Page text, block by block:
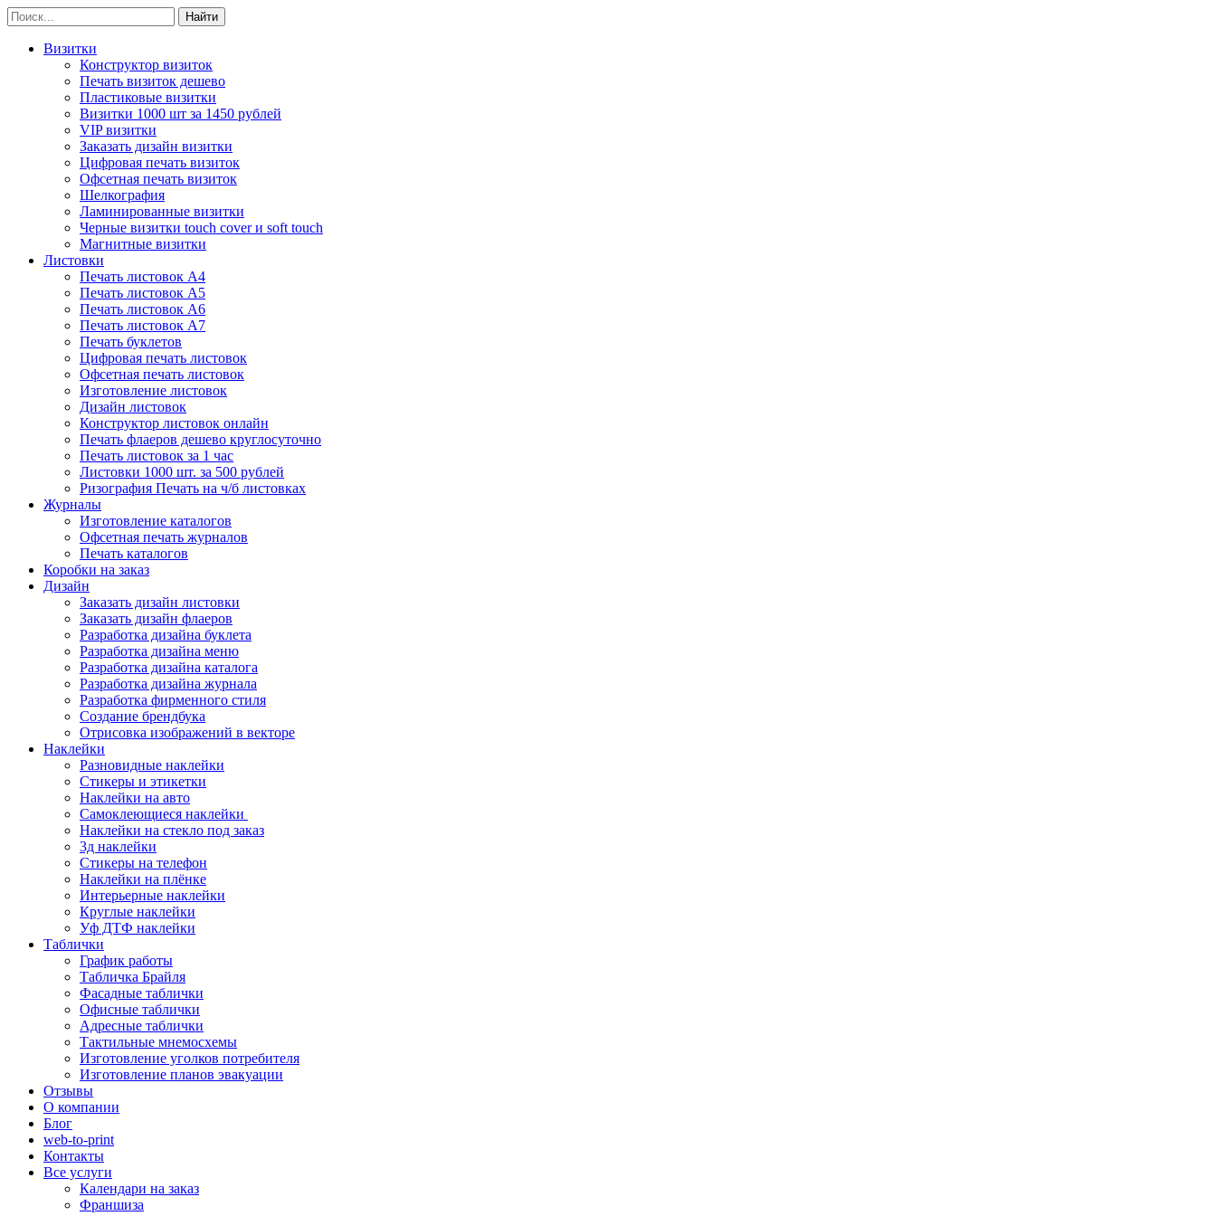
Визитки
Конструктор визиток
Печать визиток дешево
Пластиковые визитки
Визитки 1000 шт за 1450 рублей
VIP визитки
Заказать дизайн визитки
Цифровая печать визиток
Офсетная печать визиток
Шелкография
Ламинированные визитки
Черные визитки touch cover и soft touch
Магнитные визитки
Листовки
Печать листовок А4
Печать листовок А5
Печать листовок А6
Печать листовок А7
Печать буклетов
Цифровая печать листовок
Офсетная печать листовок
Изготовление листовок
Дизайн листовок
Конструктор листовок онлайн
Печать флаеров дешево круглосуточно
Печать листовок за 1 час
Листовки 1000 шт. за 500 рублей
Ризография Печать на ч/б листовках
Журналы
Изготовление каталогов
Офсетная печать журналов
Печать каталогов
Коробки на заказ
Дизайн
Заказать дизайн листовки
Заказать дизайн флаеров
Разработка дизайна буклета
Разработка дизайна меню
Разработка дизайна каталога
Разработка дизайна журнала
Разработка фирменного стиля
Создание брендбука
Отрисовка изображений в векторе
Наклейки
Разновидные наклейки
Стикеры и этикетки
Наклейки на авто
Самоклеющиеся наклейки
Наклейки на стекло под заказ
3д наклейки
Cтикеры на телефон
Наклейки на плёнке
Интерьерные наклейки
Круглые наклейки
Уф ДТФ наклейки
Таблички
График работы
Табличка Брайля
Фасадные таблички
Офисные таблички
Адресные таблички
Тактильные мнемосхемы
Изготовление уголков потребителя
Изготовление планов эвакуации
Отзывы
О компании
Блог
web-to-print
Контакты
Все услуги
Календари на заказ
Франшиза